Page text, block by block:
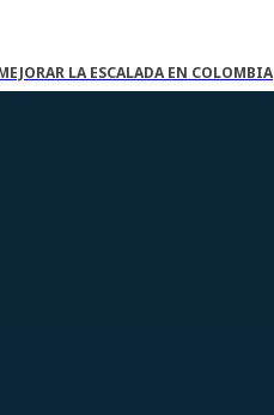
LA ESCALADA EN COLOMBIA